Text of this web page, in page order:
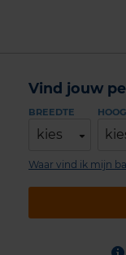
Vind jouw
BREEDTE
kies
Waar vind ik mijn